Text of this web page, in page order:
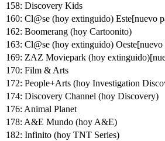
158: Discovery Kids
160: Cl@se (hoy extinguido) Este[nuevo
162: Boomerang (hoy Cartoonito)
163: Cl@se (hoy extinguido)
169: ZAZ Moviepark (hoy
170: Film & Arts
172: People+Arts (hoy Investigation
174: Discovery Channel (hoy Discovery)
176: Animal Planet
178: A&E Mundo (hoy A&E)
182: Infinito (hoy TNT Series)